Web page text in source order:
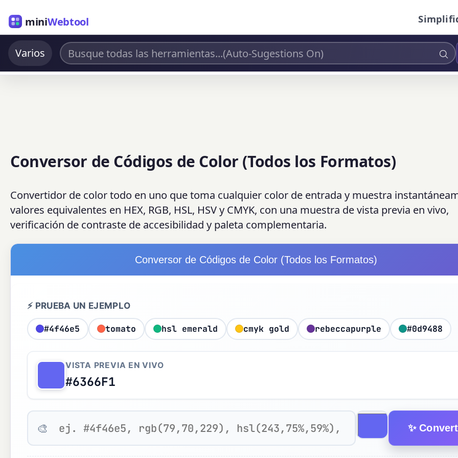
miniWebtool
Varios
Conversor de Códigos de Color (Todos los Formatos)
Convertidor de color todo en uno que toma cualquier color de entrada y muestra
valores equivalentes en HEX, RGB, HSL, HSV y CMYK, con una muestra de vista previa en vivo,
verificación de contraste de accesibilidad y paleta complementaria.
Conversor de Códigos de Color (Todos los Formatos)
⚡ PRUEBA UN EJEMPLO
#4f46e5 tomato hsl emerald cmyk gold rebeccapurple #0d9488
VISTA PREVIA EN VIVO
#6366F1
🎨 ✨